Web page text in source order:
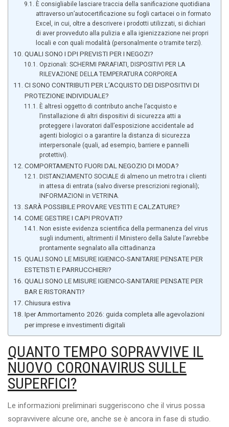
È consigliabile lasciare traccia della sanificazione quotidiana
attraverso un’autocertificazione su fogli cartacei o in formato
Excel, in cui, oltre a descrivere i prodotti utilizzati, si dichiari
di aver provveduto alla pulizia e alla igienizzazione nei propri
locali e con quali modalità (personalmente o tramite terzi).
QUALI SONO I DPI PREVISTI PER I NEGOZI?
Opzionali: SCHERMI PARAFIATI, DISPOSITIVI PER LA
RILEVAZIONE DELLA TEMPERATURA CORPOREA
CI SONO CONTRIBUTI PER L’ACQUISTO DEI DISPOSITIVI DI
PROTEZIONE INDIVIDUALE?
È altresì oggetto di contributo anche l’acquisto e
l’installazione di altri dispositivi di sicurezza atti a
proteggere i lavoratori dall’esposizione accidentale ad
agenti biologici o a garantire la distanza di sicurezza
interpersonale (quali, ad esempio, barriere e pannelli
protettivi).
COMPORTAMENTO FUORI DAL NEGOZIO DI MODA?
DISTANZIAMENTO SOCIALE di almeno un metro tra i clienti
in attesa di entrata (salvo diverse prescrizioni regionali);
INFORMAZIONI in VETRINA.
SARÀ POSSIBILE PROVARE VESTITI E CALZATURE?
COME GESTIRE I CAPI PROVATI?
Non esiste evidenza scientifica della permanenza del virus
sugli indumenti, altrimenti il Ministero della Salute l’avrebbe
prontamente segnalato alla cittadinanza
QUALI SONO LE MISURE IGIENICO-SANITARIE PENSATE PER
ESTETISTI E PARRUCCHIERI?
QUALI SONO LE MISURE IGIENICO-SANITARIE PENSATE PER
BAR E RISTORANTI?
Chiusura estiva
Iper Ammortamento 2026: guida completa alle agevolazioni
per imprese e investimenti digitali
QUANTO TEMPO SOPRAVVIVE IL
NUOVO CORONAVIRUS SULLE
SUPERFICI?
Le informazioni preliminari suggeriscono che il virus possa
sopravvivere alcune ore, anche se è ancora in fase di studio.